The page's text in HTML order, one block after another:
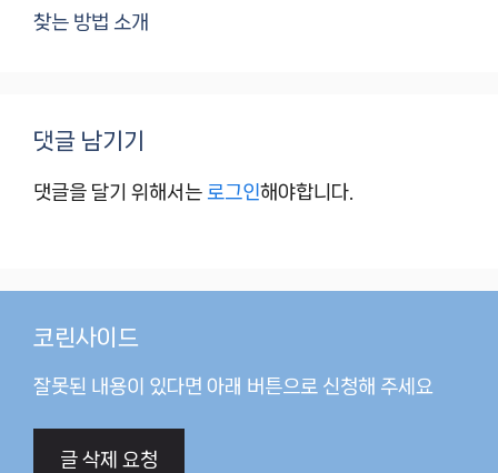
찾는 방법 소개
댓글 남기기
댓글을 달기 위해서는 로그인해야합니다.
코린사이드
잘못된 내용이 있다면 아래 버튼으로 신청해 주세요
글 삭제 요청